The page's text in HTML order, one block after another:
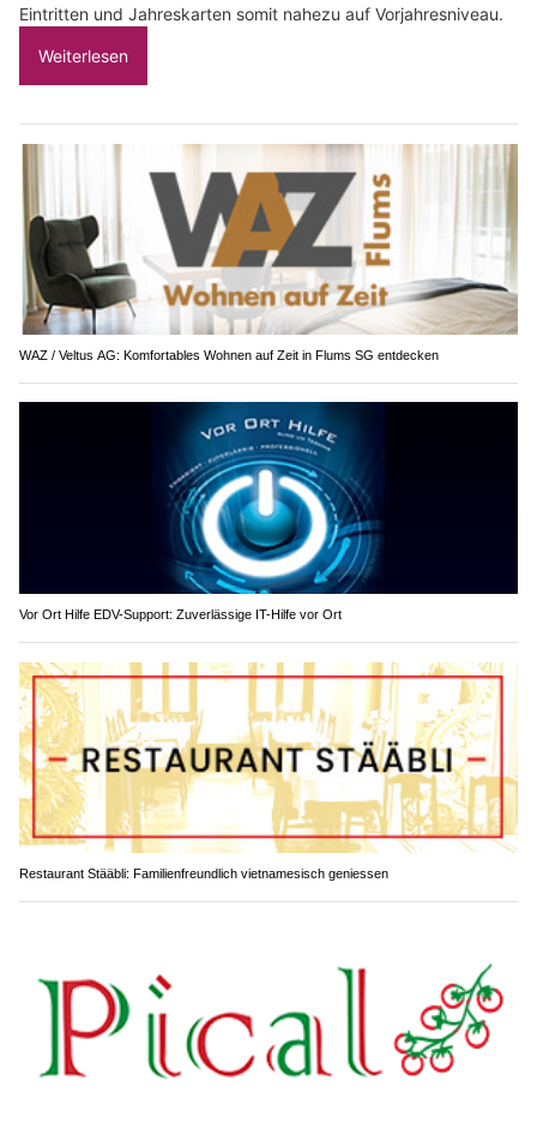
Eintritten und Jahreskarten somit nahezu auf Vorjahresniveau.
Weiterlesen
WAZ / Veltus AG: Komfortables Wohnen auf Zeit in Flums SG entdecken
Vor Ort Hilfe EDV-Support: Zuverlässige IT-Hilfe vor Ort
Restaurant Stääbli: Familienfreundlich vietnamesisch geniessen